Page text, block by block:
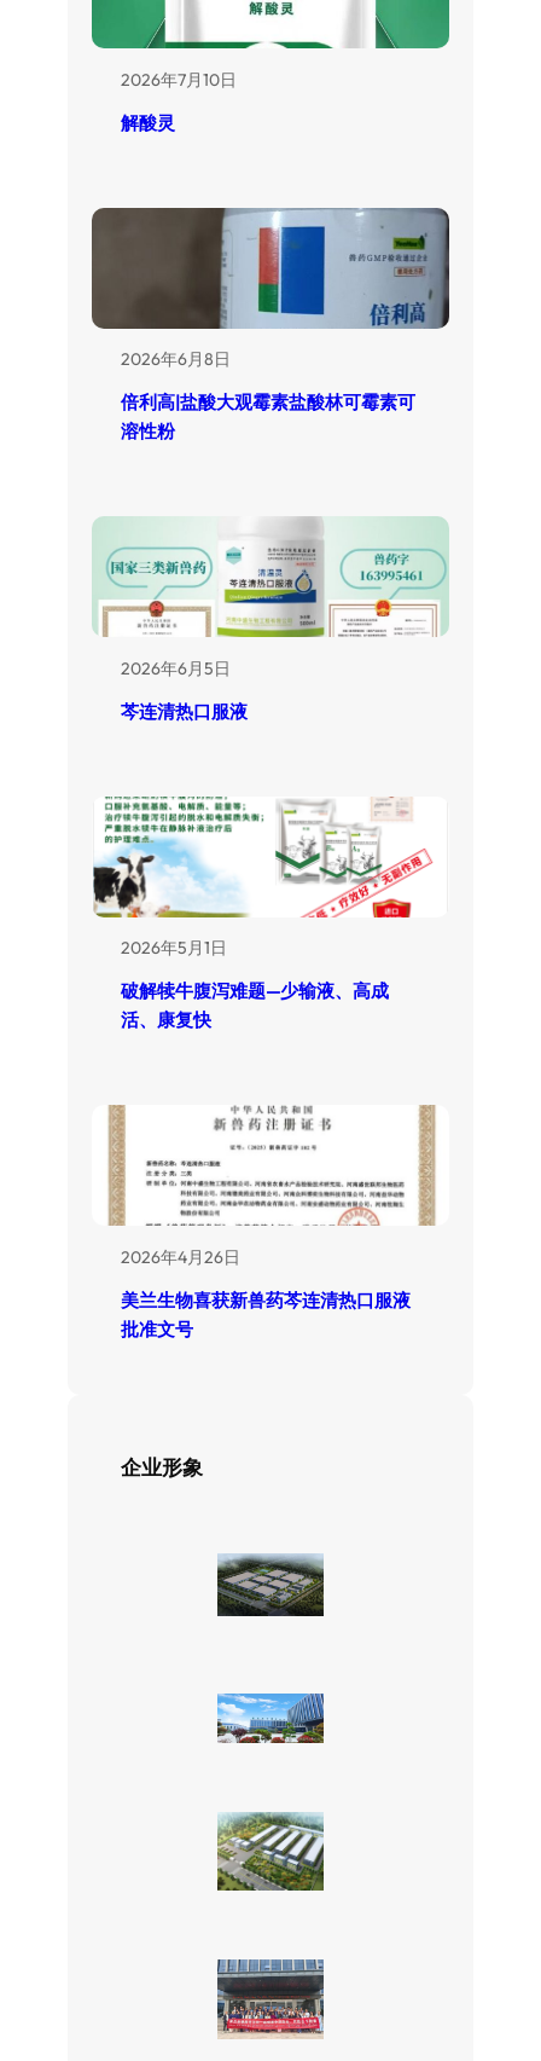
2026年7月10日
解酸灵
2026年6月8日
倍利高|盐酸大观霉素盐酸林可霉素可
溶性粉
2026年6月5日
芩连清热口服液
2026年5月1日
破解犊牛腹泻难题—少输液、高成
活、康复快
2026年4月26日
美兰生物喜获新兽药芩连清热口服液
批准文号
企业形象